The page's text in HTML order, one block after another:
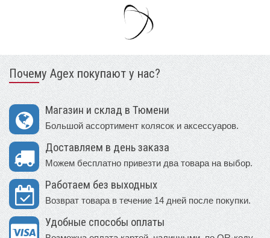
Почему Agex покупают у нас?
Магазин и склад в Тюмени
Большой ассортимент колясок и аксессуаров.
Доставляем в день заказа
Можем бесплатно привезти два товара на выбор.
Работаем без выходных
Возврат товара в течение 14 дней после покупки.
Удобные способы оплаты